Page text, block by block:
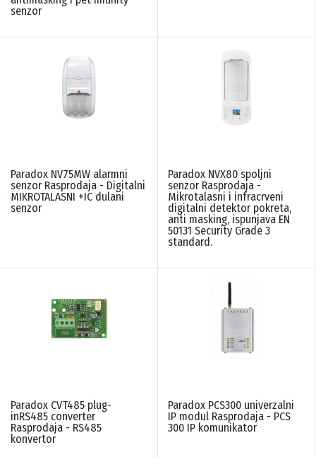
senzor
Paradox NV75MW alarmni
senzor Rasprodaja - Digitalni
MIKROTALASNI +IC dulani
senzor
Paradox NVX80 spoljni
senzor Rasprodaja -
Mikrotalasni i infracrveni
digitalni detektor pokreta,
anti masking, ispunjava EN
50131 Security Grade 3
standard.
Paradox CVT485 plug-
inRS485 converter
Rasprodaja - RS485
konvertor
Paradox PCS300 univerzalni
IP modul Rasprodaja - PCS
300 IP komunikator